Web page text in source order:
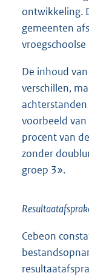
ontwikkeling.
gemeenten
De inhoud
verschillen,
voorbeeld
procent van
zonder
groep 3».
Cebeon